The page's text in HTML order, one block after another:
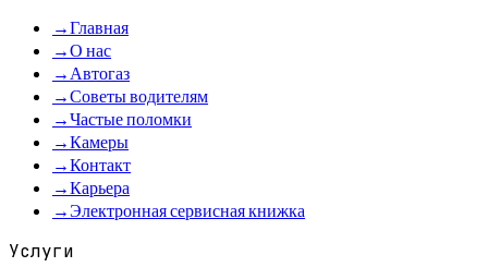
→Главная
→О нас
→Автогаз
→Советы водителям
→Частые поломки
→Камеры
→Контакт
→Карьера
→Электронная сервисная книжка
Услуги